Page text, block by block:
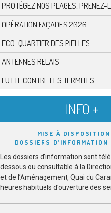
PROTÉGEZ NOS PLAGES, PRENEZ-
OPÉRATION FAÇADES 2026
ECO-QUARTIER DES PIELLES
ANTENNES RELAIS
LUTTE CONTRE LES TERMITES
INFO +
MISE À DISPOSITION
DOSSIERS D’INFORMATION
Les dossiers d’information sont
dessous ou consultable à la
et de l’Aménagement, Quai du
heures habituels d’ouverture des